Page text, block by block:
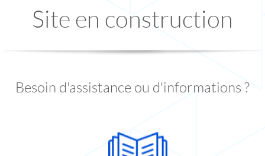
Site en construction
Besoin d'assistance ou d'informations ?